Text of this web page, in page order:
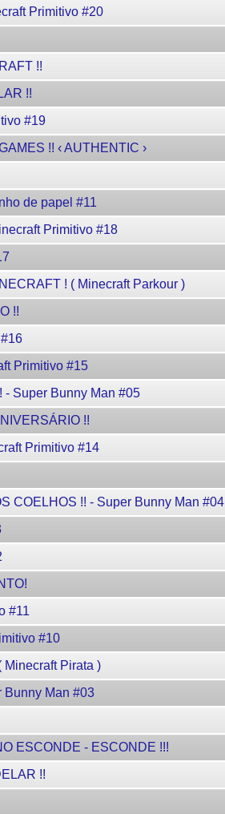
Primitivo #20
!!
!!
#19
!! ‹ AUTHENTIC ›
de papel #11
Primitivo #18
! ( Minecraft Parkour )
!!
Primitivo #15
Super Bunny Man #05
!!
Primitivo #14
COELHOS !! - Super Bunny Man #04
#11
#10
Minecraft Pirata )
Bunny Man #03
ESCONDE - ESCONDE !!!
!!